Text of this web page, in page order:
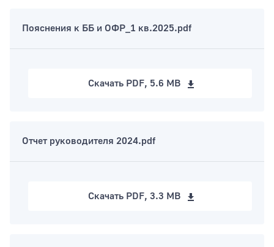
Пояснения к ББ и ОФР_1 кв.2025.pdf
Скачать PDF, 5.6 MB
Отчет руководителя 2024.pdf
Скачать PDF, 3.3 MB